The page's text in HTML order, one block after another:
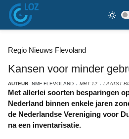
Regio Nieuws Flevoland
Kansen voor minder
AUTEUR: NMF FLEVOLAND MRT 12 LAATST
Met allerlei soorten besparingen op gasverbruik kan
Nederland binnen enkele jaren
de Nederlandse Vereniging voor
na een inventarisatie.